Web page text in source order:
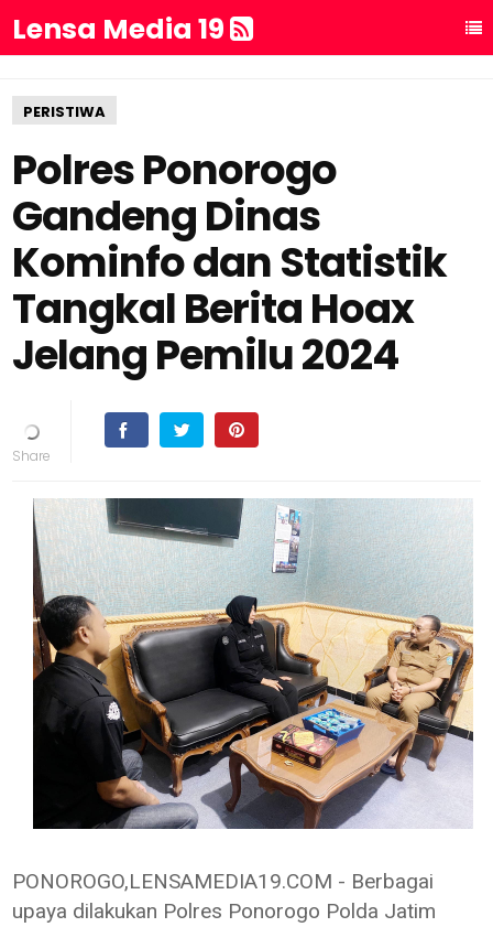
Lensa Media 19
PERISTIWA
Polres Ponorogo
Gandeng Dinas
Kominfo dan Statistik
Tangkal Berita Hoax
Jelang Pemilu 2024
PONOROGO,LENSAMEDIA19.COM - Berbagai
upaya dilakukan Polres Ponorogo Polda Jatim